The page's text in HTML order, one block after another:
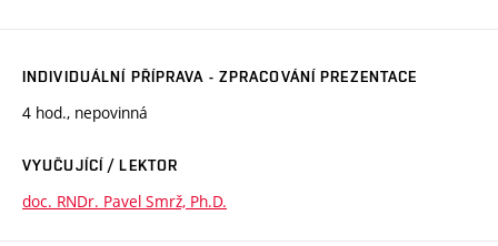
INDIVIDUÁLNÍ PŘÍPRAVA - ZPRACOVÁNÍ PREZENTACE
4 hod., nepovinná
VYUČUJÍCÍ / LEKTOR
doc. RNDr. Pavel Smrž, Ph.D.